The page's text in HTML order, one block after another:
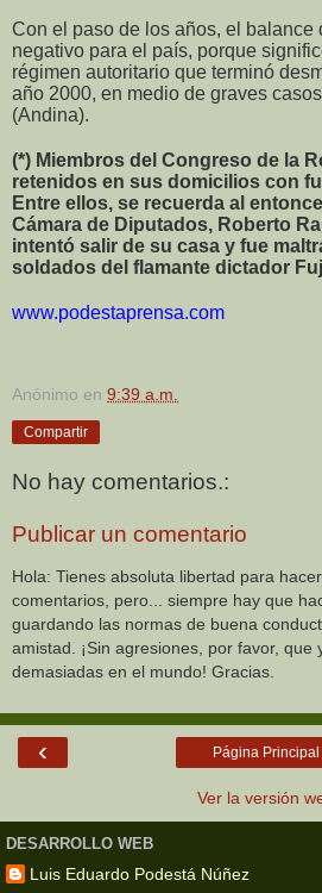
Con el paso de los años, el balance
negativo para el país, porque
régimen autoritario que terminó
año 2000, en medio de graves
(Andina).
(*) Miembros del Congreso de la
retenidos en sus domicilios con
Entre ellos, se recuerda al
Cámara de Diputados, Roberto
intentó salir de su casa y fue
soldados del flamante dictador
www.podestaprensa.com
Anónimo en 9:39 a.m.
Compartir
No hay comentarios.:
Publicar un comentario
Hola: Tienes absoluta libertad para
comentarios, pero... siempre hay que
guardando las normas de buena
amistad. ¡Sin agresiones, por favor, que
demasiadas en el mundo! Gracias.
‹ Página Principal
Ver la versión
DESARROLLO WEB
Luis Eduardo Podestá Núñez